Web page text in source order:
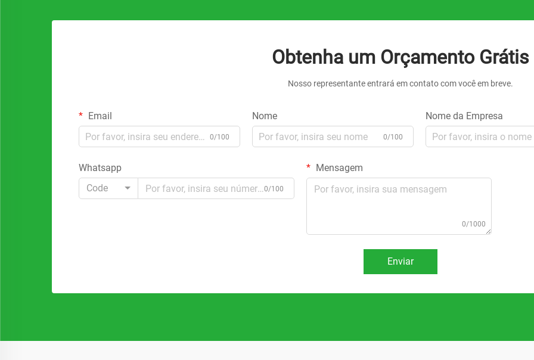
Obtenha um Orçamento Grátis
Nosso representante entrará em contato com você em breve.
Email
0/100
Nome
0/100
Nome da Empresa
Whatsapp
Code
0/100
Mensagem
0/1000
Enviar